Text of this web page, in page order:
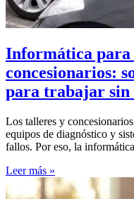
Informática para
concesionarios:
para trabajar
Los talleres y
equipos de diagnóstico y
fallos. Por eso, la informática
Leer más »